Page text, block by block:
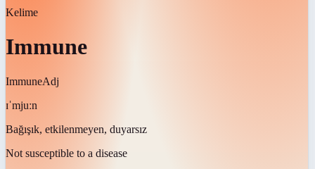
Kelime
Immune
ImmuneAdj
ɪˈmjuːn
Bağışık, etkilenmeyen, duyarsız
Not susceptible to a disease